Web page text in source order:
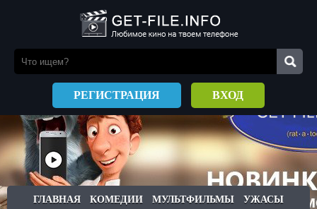
РЕГИСТРАЦИЯ ВХОД
ГЛАВНАЯ КОМЕДИИ МУЛЬТФИЛЬМЫ УЖАСЫ